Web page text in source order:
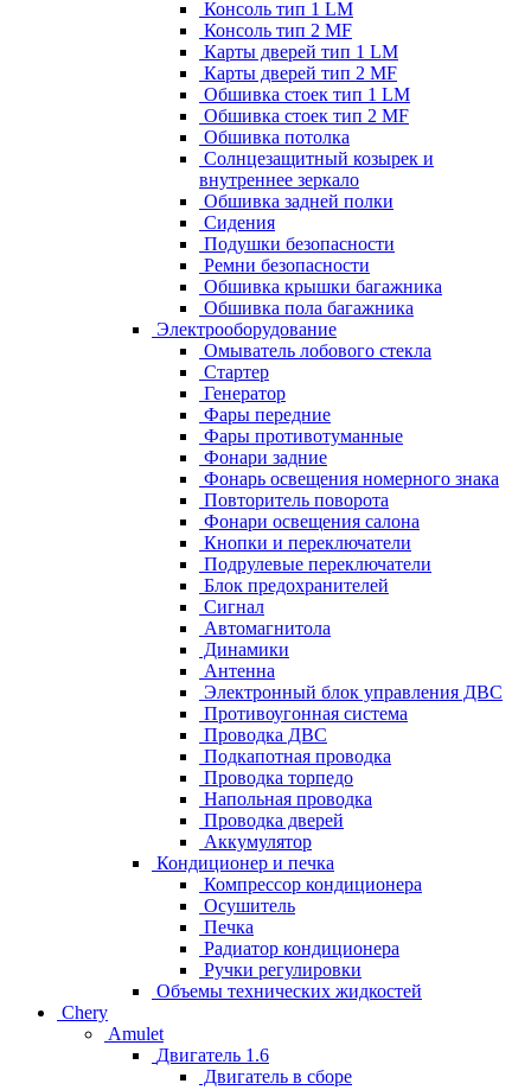
Консоль тип 1 LM
Консоль тип 2 MF
Карты дверей тип 1 LM
Карты дверей тип 2 MF
Обшивка стоек тип 1 LM
Обшивка стоек тип 2 MF
Обшивка потолка
Солнцезащитный козырек и
внутреннее зеркало
Обшивка задней полки
Сидения
Подушки безопасности
Ремни безопасности
Обшивка крышки багажника
Обшивка пола багажника
Электрооборудование
Омыватель лобового стекла
Стартер
Генератор
Фары передние
Фары противотуманные
Фонари задние
Фонарь освещения номерного знака
Повторитель поворота
Фонари освещения салона
Кнопки и переключатели
Подрулевые переключатели
Блок предохранителей
Сигнал
Автомагнитола
Динамики
Антенна
Электронный блок управления ДВС
Противоугонная система
Проводка ДВС
Подкапотная проводка
Проводка торпедо
Напольная проводка
Проводка дверей
Аккумулятор
Кондиционер и печка
Компрессор кондиционера
Осушитель
Печка
Радиатор кондиционера
Ручки регулировки
Объемы технических жидкостей
Chery
Amulet
Двигатель 1.6
Двигатель в сборе